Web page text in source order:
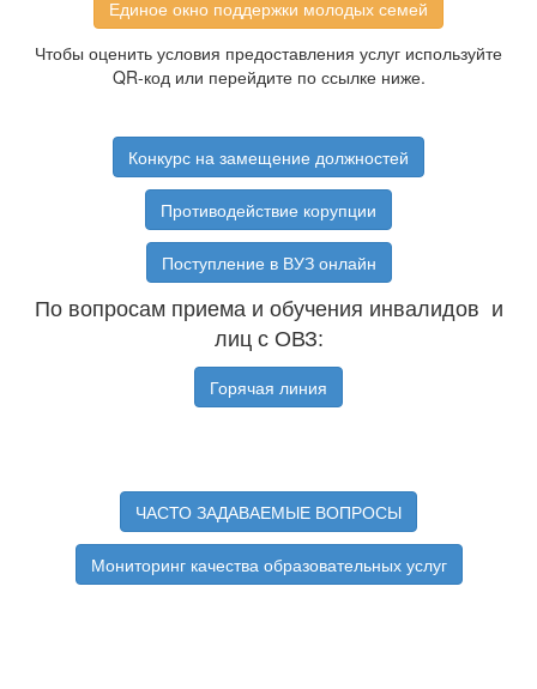
Единое окно поддержки молодых семей
Чтобы оценить условия предоставления услуг используйте
QR-код или перейдите по ссылке ниже.
Конкурс на замещение должностей
Противодействие корупции
Поступление в ВУЗ онлайн
По вопросам приема и обучения инвалидов и
лиц с ОВЗ:
Горячая линия
ЧАСТО ЗАДАВАЕМЫЕ ВОПРОСЫ
Мониторинг качества образовательных услуг